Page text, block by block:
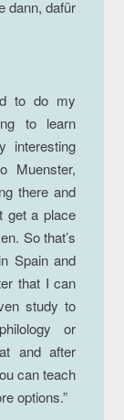
dann, dafür
to do my
to learn
interesting
Muenster,
there and
get a place
So that’s
Spain and
that I can
study to
or
and after
can teach
options.”